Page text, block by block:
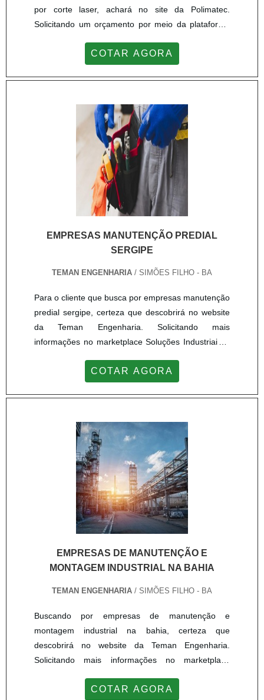
por corte laser, achará no site da Polimatec.
Solicitando um orçamento por meio da plataforma
segmento.É importante lembrar que o serviço deve
no segmento. Esse tipo de cuidado ajuda a garantir
COTAR AGORA
EMPRESAS MANUTENÇÃO PREDIAL
SERGIPE
TEMAN ENGENHARIA / SIMÕES FILHO - BA
Para o cliente que busca por empresas manutenção
predial sergipe, certeza que descobrirá no website
da Teman Engenharia. Solicitando mais
informações no marketplace Soluções Industriais e
aqui! Quando o desejo é por empresas manutenção
Engenharia poderá encontrar proteção com
EMPRESAS MANUTENÇÃO PRED...
COTAR AGORA
EMPRESAS DE MANUTENÇÃO E
MONTAGEM INDUSTRIAL NA BAHIA
TEMAN ENGENHARIA / SIMÕES FILHO - BA
Buscando por empresas de manutenção e
montagem industrial na bahia, certeza que
descobrirá no website da Teman Engenharia.
Solicitando mais informações no marketplace
segmento.MAIS INFORMAÇÕES INTERESSANTES
COTAR AGORA